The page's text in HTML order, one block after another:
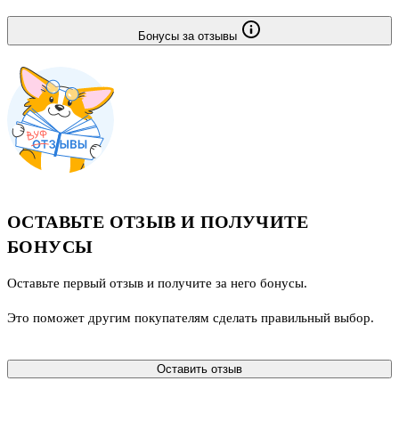
Бонусы за отзывы
ОСТАВЬТЕ ОТЗЫВ И ПОЛУЧИТЕ
БОНУСЫ
Оставьте первый отзыв и получите за него бонусы.
Это поможет другим покупателям сделать правильный выбор.
Оставить отзыв